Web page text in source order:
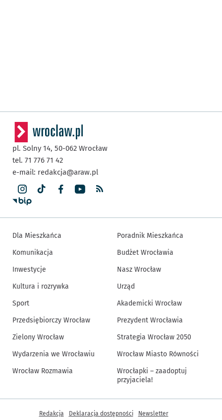
pl. Solny 14, 50-062 Wrocław
tel. 71 776 71 42
e-mail: redakcja@araw.pl
Dla Mieszkańca
Komunikacja
Inwestycje
Kultura i rozrywka
Sport
Przedsiębiorczy Wrocław
Zielony Wrocław
Wydarzenia we Wrocławiu
Wrocław Rozmawia
Poradnik Mieszkańca
Budżet Wrocławia
Nasz Wrocław
Urząd
Akademicki Wrocław
Prezydent Wrocławia
Strategia Wrocław 2050
Wrocław Miasto Równości
Wrocłapki – zaadoptuj
przyjaciela!
Inne informacje
Redakcja Deklaracja dostępności Newsletter